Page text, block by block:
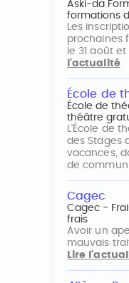
Aski-da
formations
Les
prochaines
le 31 août
l'actualité
École de
École de
théâtre
L'École de
des Stages
vacances,
de
Cagec
Cagec -
frais
Avoir un
mauvais
Lire